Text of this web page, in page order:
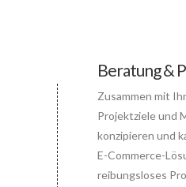
Beratung &
Zusammen mit
Projektziele und
konzipieren und
E-Commerce-
reibungsloses